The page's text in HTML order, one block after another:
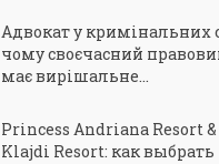
Адвокат у кримінальних
чому своєчасний
має вирішальне...
Princess Andriana Resort &
Klajdi Resort: как выбрать